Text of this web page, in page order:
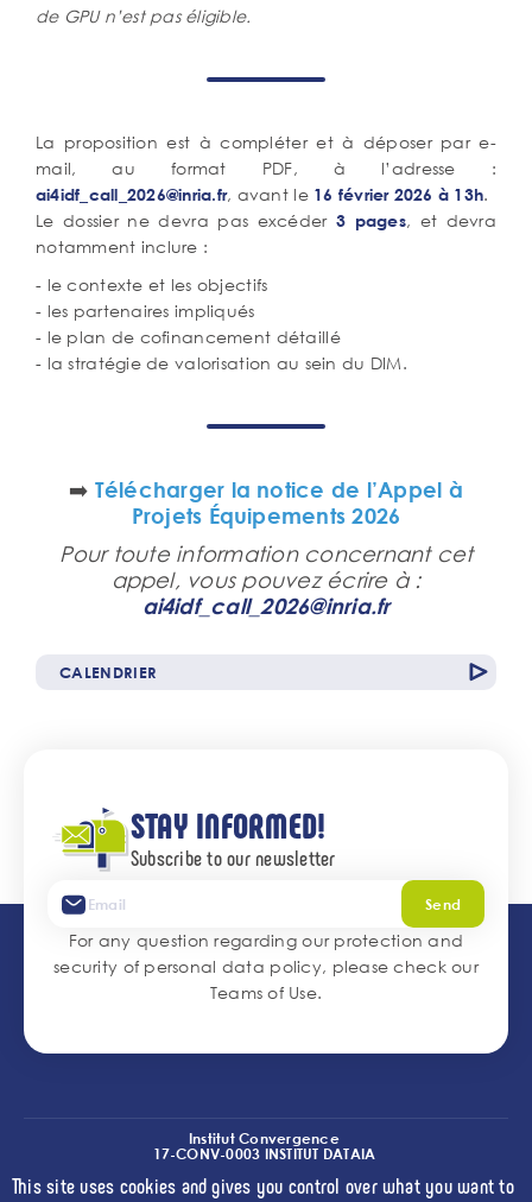
de GPU n’est pas éligible.
La proposition est à compléter et à déposer par e-
mail, au format PDF, à l’adresse :
ai4idf_call_2026@inria.fr, avant le 16 février 2026 à 13h.
Le dossier ne devra pas excéder 3 pages, et devra
notamment inclure :
- le contexte et les objectifs
- les partenaires impliqués
- le plan de cofinancement détaillé
- la stratégie de valorisation au sein du DIM.
➡️ Télécharger la notice de l’Appel à
Projets Équipements 2026
Pour toute information concernant cet
appel, vous pouvez écrire à :
ai4idf_call_2026@inria.fr
Nom
CALENDRIER
STAY INFORMED!
Subscribe to our newsletter
Send
For any question regarding our protection and
security of personal data policy, please check our
Teams of Use.
Institut Convergence
17-CONV-0003 INSTITUT DATAIA
This site uses cookies and gives you control over what you want to